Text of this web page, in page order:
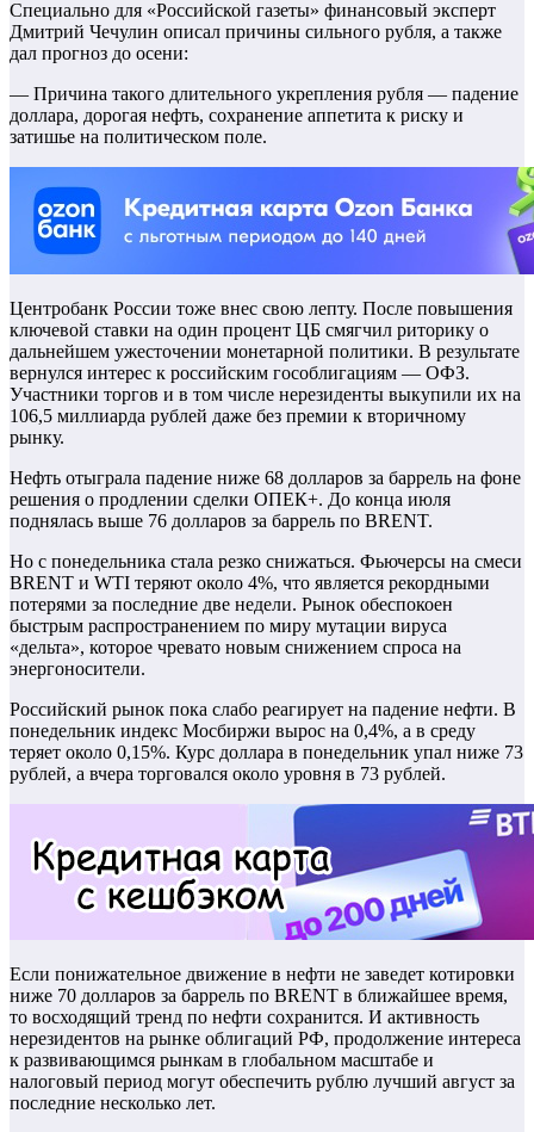
Специально для «Российской газеты» финансовый эксперт
Дмитрий Чечулин описал причины сильного рубля, а также
дал прогноз до осени:
— Причина такого длительного укрепления рубля — падение
доллара, дорогая нефть, сохранение аппетита к риску и
затишье на политическом поле.
Центробанк России тоже внес свою лепту. После повышения
ключевой ставки на один процент ЦБ смягчил риторику о
дальнейшем ужесточении монетарной политики. В результате
вернулся интерес к российским гособлигациям — ОФЗ.
Участники торгов и в том числе нерезиденты выкупили их на
106,5 миллиарда рублей даже без премии к вторичному
рынку.
Нефть отыграла падение ниже 68 долларов за баррель на фоне
решения о продлении сделки ОПЕК+. До конца июля
поднялась выше 76 долларов за баррель по BRENT.
Но с понедельника стала резко снижаться. Фьючерсы на смеси
BRENT и WTI теряют около 4%, что является рекордными
потерями за последние две недели. Рынок обеспокоен
быстрым распространением по миру мутации вируса
«дельта», которое чревато новым снижением спроса на
энергоносители.
Российский рынок пока слабо реагирует на падение нефти. В
понедельник индекс Мосбиржи вырос на 0,4%, а в среду
теряет около 0,15%. Курс доллара в понедельник упал ниже 73
рублей, а вчера торговался около уровня в 73 рублей.
Если понижательное движение в нефти не заведет котировки
ниже 70 долларов за баррель по BRENT в ближайшее время,
то восходящий тренд по нефти сохранится. И активность
нерезидентов на рынке облигаций РФ, продолжение интереса
к развивающимся рынкам в глобальном масштабе и
налоговый период могут обеспечить рублю лучший август за
последние несколько лет.